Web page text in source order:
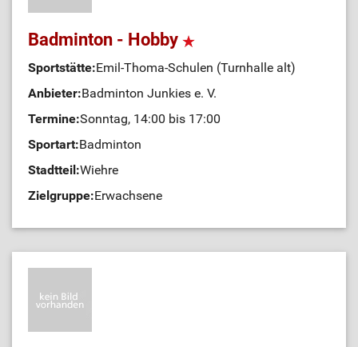
Badminton - Hobby
Sportstätte:Emil-Thoma-Schulen (Turnhalle alt)
Anbieter:Badminton Junkies e. V.
Termine:Sonntag, 14:00 bis 17:00
Sportart:Badminton
Stadtteil:Wiehre
Zielgruppe:Erwachsene